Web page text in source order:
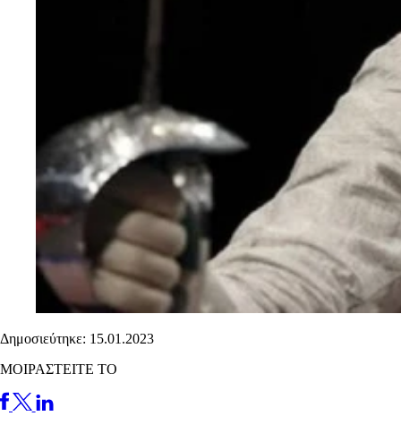
Δημοσιεύτηκε: 15.01.2023
ΜΟΙΡΑΣΤΕΙΤΕ ΤΟ